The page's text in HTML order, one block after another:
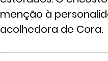
menção à
acolhedora de Cora.